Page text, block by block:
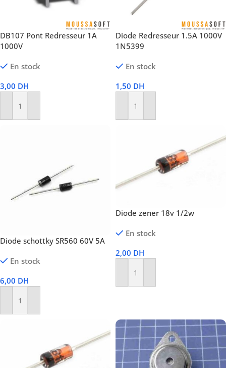
DB107 Pont Redresseur 1A
1000V
En stock
3,00 DH
Ajouter Au Panier
Diode Redresseur 1.5A 1000V
1N5399
En stock
1,50 DH
Ajouter Au Panier
Diode schottky SR560 60V 5A
En stock
6,00 DH
Ajouter Au Panier
Diode zener 18v 1/2w
En stock
2,00 DH
Ajouter Au Panier